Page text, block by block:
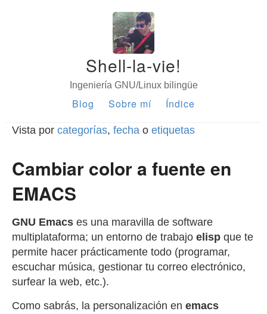
Shell-la-vie!
Ingeniería GNU/Linux bilingüe
Blog Sobre mí Índice
Vista por categorías, fecha o etiquetas
Cambiar color a fuente en
EMACS
GNU Emacs es una maravilla de software
multiplataforma; un entorno de trabajo elisp que te
permite hacer prácticamente todo (programar,
escuchar música, gestionar tu correo electrónico,
surfear la web, etc.).
Como sabrás, la personalización en emacs